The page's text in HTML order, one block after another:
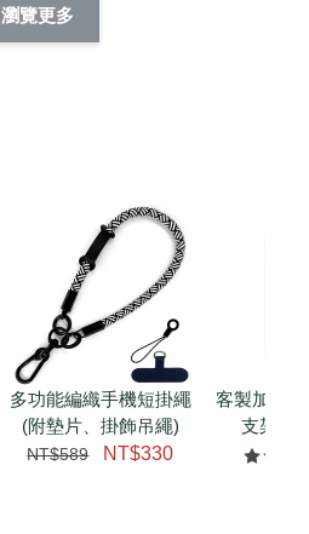
件套(附伸縮卡扣)
CSAA05
加入購物車
瀏覽更多
瀏覽更多
多功能編織手機短掛繩
(附墊片、掛飾吊繩)
NT$589 NT$330
客製加購
支架 腕